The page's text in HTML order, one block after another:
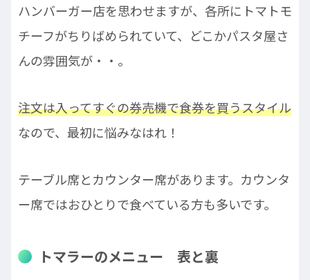
ハンバーガー店を思わせますが、各所にトマトモ
チーフがちりばめられていて、どこかパスタ屋さ
んの雰囲気が・・。
注文は入ってすぐの券売機で食券を買うスタイル
なので、最初に悩みなはれ！
テーブル席とカウンター席があります。カウンタ
ー席ではおひとりで食べている方も多いです。
トマラーのメニュー 表と裏